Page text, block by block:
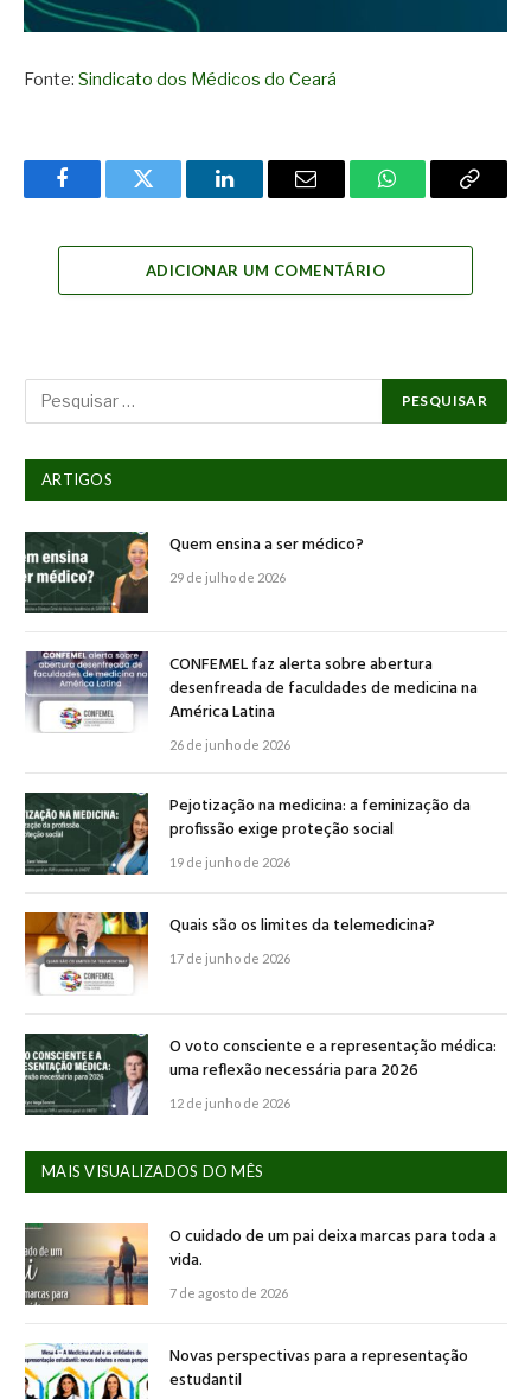
Fonte: Sindicato dos Médicos do Ceará
FacebookTwitter LinkedInEmail WhatsAppCopy
ADICIONAR UM COMENTÁRIO
ARTIGOS
Quem ensina a ser médico?
29 de julho de 2026
CONFEMEL faz alerta sobre abertura
desenfreada de faculdades de medicina na
América Latina
26 de junho de 2026
Pejotização na medicina: a feminização da
profissão exige proteção social
19 de junho de 2026
Quais são os limites da telemedicina?
17 de junho de 2026
O voto consciente e a representação médica:
uma reflexão necessária para 2026
12 de junho de 2026
MAIS VISUALIZADOS DO MÊS
O cuidado de um pai deixa marcas para toda a
vida.
7 de agosto de 2026
Novas perspectivas para a representação
estudantil